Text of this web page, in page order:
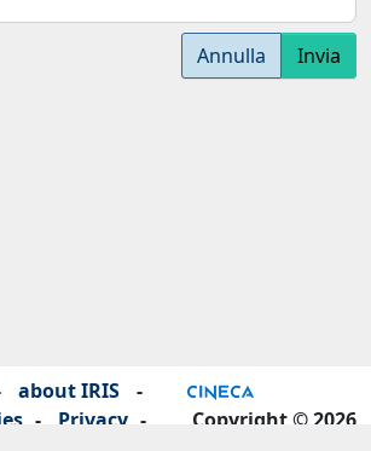
Annulla Invia
about IRIS
-
- Privacy -
Copyright © 2026